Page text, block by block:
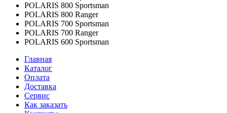
POLARIS 800 Sportsman
POLARIS 800 Ranger
POLARIS 700 Sportsman
POLARIS 700 Ranger
POLARIS 600 Sportsman
Главная
Каталог
Оплата
Доставка
Сервис
Как заказать